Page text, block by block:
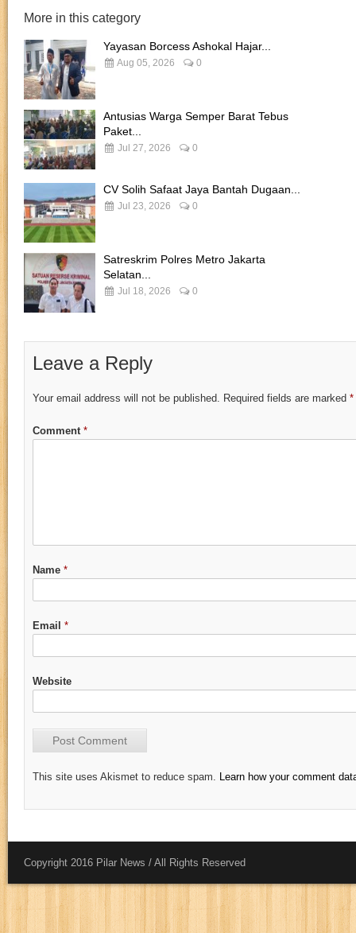
More in this category
Yayasan Borcess Ashokal Hajar...
Aug 05, 2026 0
Antusias Warga Semper Barat Tebus
Paket...
Jul 27, 2026 0
CV Solih Safaat Jaya Bantah Dugaan...
Jul 23, 2026 0
Satreskrim Polres Metro Jakarta
Selatan...
Jul 18, 2026 0
Leave a Reply
Your email address will not be published. Required fields are marked *
Comment *
Name *
Email *
Website
This site uses Akismet to reduce spam. Learn how your comment
Copyright 2016 Pilar News / All Rights Reserved